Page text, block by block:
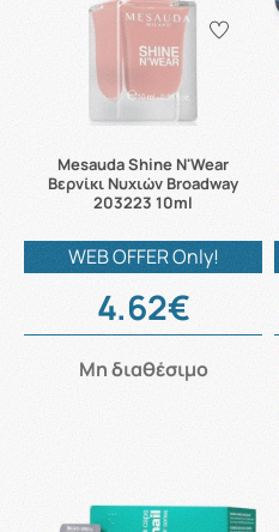
Mesauda Shine N'Wear
Βερνίκι Νυχιών Broadway
203223 10ml
WEB OFFER Only!
4.62€
Μη διαθέσιμο